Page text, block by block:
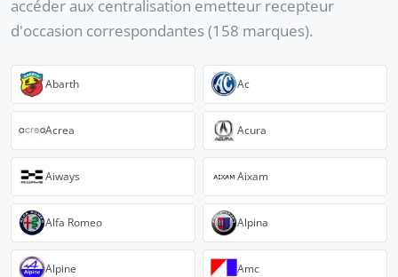
accéder aux centralisation emetteur recepteur
d'occasion correspondantes (158 marques).
Abarth Ac
Acrea Acura
Aiways Aixam
Alfa Romeo Alpina
Alpine Amc